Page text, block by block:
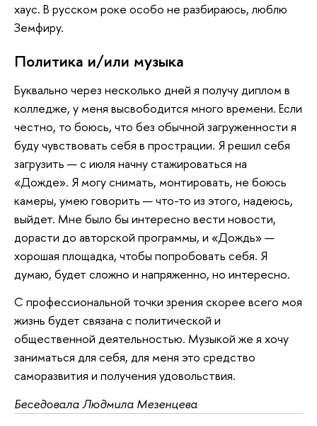
хаус. В русском роке особо не разбираюсь, люблю
Земфиру.
Политика и/или музыка
Буквально через несколько дней я получу диплом в
колледже, у меня высвободится много времени. Если
честно, то боюсь, что без обычной загруженности я
буду чувствовать себя в прострации. Я решил себя
загрузить — с июля начну стажироваться на
«Дожде». Я могу снимать, монтировать, не боюсь
камеры, умею говорить — что-то из этого, надеюсь,
выйдет. Мне было бы интересно вести новости,
дорасти до авторской программы, и «Дождь» —
хорошая площадка, чтобы попробовать себя. Я
думаю, будет сложно и напряженно, но интересно.
С профессиональной точки зрения скорее всего моя
жизнь будет связана с политической и
общественной деятельностью. Музыкой же я хочу
заниматься для себя, для меня это средство
саморазвития и получения удовольствия.
Беседовала Людмила Мезенцева